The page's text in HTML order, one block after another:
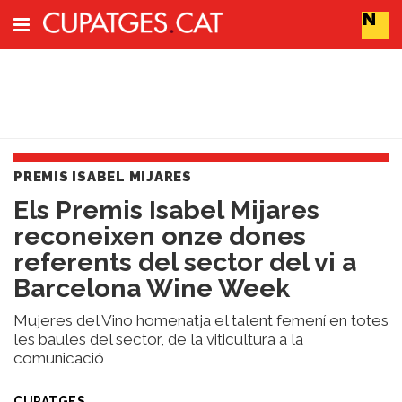
Cerca
Vins
Naturals
Actualitat
Líders
del
canvi
Impacte
i
Tendències
PREMIS ISABEL MIJARES
​Els Premis Isabel Mijares
reconeixen onze dones
referents del sector del vi a
Barcelona Wine Week
Mujeres del Vino homenatja el talent femení en totes
les baules del sector, de la viticultura a la
comunicació